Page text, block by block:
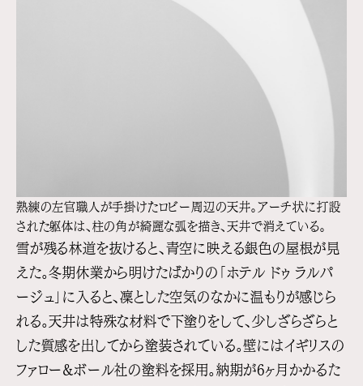
熟練の左官職人が手掛けたロビー周辺の天井。アーチ状に打設
された躯体は、柱の角が綺麗な弧を描き、天井で消えている。
雪が残る林道を抜けると、青空に映える銀色の屋根が見
えた。冬期休業から明けたばかりの「ホテル ドゥ ラルパ
ージュ」に入ると、凜とした空気のなかに温もりが感じら
れる。天井は特殊な材料で下塗りをして、少しざらざらと
した質感を出してから塗装されている。壁にはイギリスの
ファロー&ボール社の塗料を採用。納期が6ヶ月かかるた